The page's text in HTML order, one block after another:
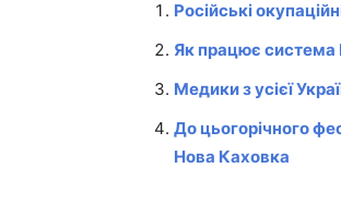
Російські
Як працює система
Медики з усієї
До цьогорічного
Нова Каховка